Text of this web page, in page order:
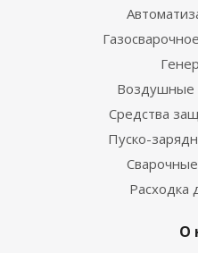
Воздушные
Средства
Пуско-
Расходка
О